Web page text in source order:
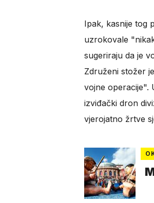
Ipak, kasnije tog
uzrokovale
sugeriraju da je
Združeni stožer
vojne operacije".
izviđački dron
vjerojatno žrtve